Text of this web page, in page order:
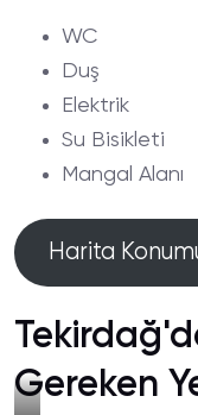
WC
Duş
Elektrik
Su Bisikleti
Mangal Alanı
Harita
Gereken